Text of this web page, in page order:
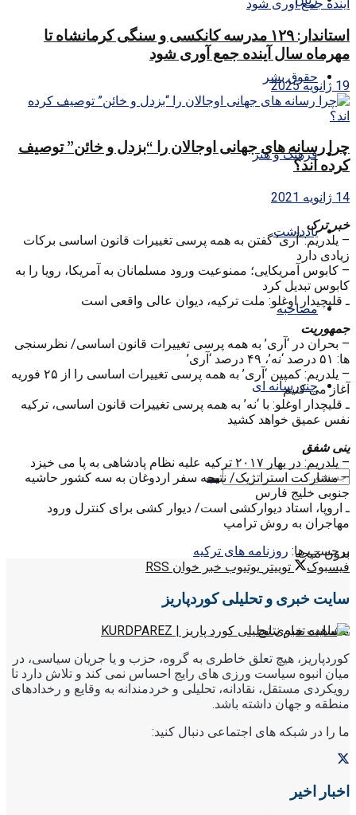
حقوق بشر
فرهنگ و هنر
یادداشت
مصاحبه
چندرسانه ای
بدون نتیجه
مشاهده تمام نتایج
استاندار: ۱۲۹ مدرسه کانکسی و سنگی کرمانشاه تا
مهرماه سال آینده جمع آوری شود
19 ژانویه 2025
چرا رسانه های جهانی اوجالان را “بزدل و خائن” توصیف
کرده اند؟
14 ژانویه 2021
خبر ترک
– یلدریم: ‘آری’ گفتن به همه پرسی تغییرات قانون اساسی برکات
زیادی دارد
– کابوس آمریکایی؛ ممنوعیت ورود مسلمانان به آمریکا، رویا را به
کابوس تبدیل کرد
ـ قلیچیدار اوغلو: ملت ترکیه، دیوان عالی واقعی است
جمهوریت
– بحران در ‘آری’ به همه پرسی تغییرات قانون اساسی/ نظرسنجی
ها: ۵۱ درصد ‘نه’، ۴۹ درصد ‘آری’
– یلدریم: کمپین ‘آری’ به همه پرسی تغییرات اساسی را از ۲۵ فوریه
آغاز می کنیم
ـ قلیچدار اوغلو: با ‘نه’ به همه پرسی تغییرات قانون اساسی، ترکیه
نفس عمیق خواهد کشید
ینی شفق
– یلدریم: در بهار ۲۰۱۷ ترکیه علیه نظام پادشاهی به پا می خیزد
– مشارکت استراتژیک/ نتیجه سفر اردوغان به سه کشور حاشیه
جنوبی خلیج فارس
ـ اروپا، استاد دیوارکشی است/ دیوار کشی برای کنترل ورود
مهاجران به روش ترامپ
برچسب ها: روزنامه های ترکیه
فیسبوک
توییتر یوتیوب خبر خوان RSS
سایت خبری و تحلیلی کوردپاریز
کوردپاریز، هیچ تعلق خاطری به گروه، حزب و یا جریان سیاسی، در
میان انبوه سیاست ورزی های رایج احساس نمی کند و تلاش دارد تا
رویکردی مستقل، نقادانه، تحلیلی و خردمندانه به وقایع و رخدادهای
منطقه و جهان داشته باشد.
ما را در شبکه های اجتماعی دنبال کنید:
اخبار اخیر